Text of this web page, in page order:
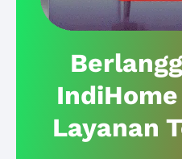
Layanan